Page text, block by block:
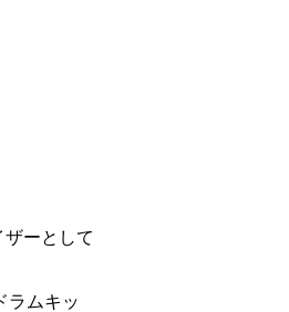
ーとして
ラムキッ